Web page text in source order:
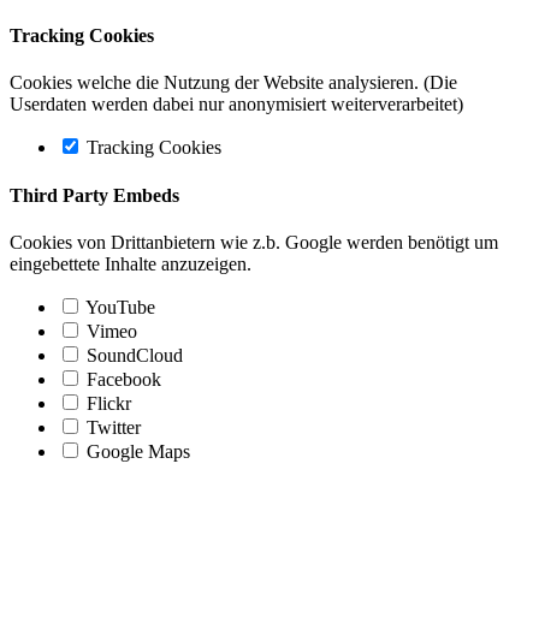
Tracking Cookies
Cookies welche die Nutzung der Website analysieren. (Die
Userdaten werden dabei nur anonymisiert weiterverarbeitet)
Tracking Cookies
Third Party Embeds
Cookies von Drittanbietern wie z.b. Google werden benötigt um
eingebettete Inhalte anzuzeigen.
YouTube
Vimeo
SoundCloud
Facebook
Flickr
Twitter
Google Maps